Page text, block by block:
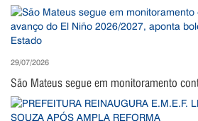
29/07/2026
São Mateus segue em monitoramento